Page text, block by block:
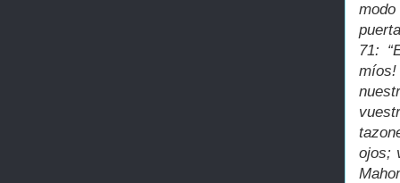
71:
ojos;